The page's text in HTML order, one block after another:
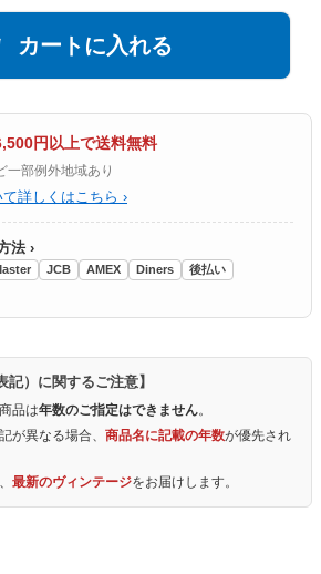
カートに入れる
円以上で送料無料
部例外地域あり
詳しくはこちら ›
法 ›
JCB AMEX Diners
後払い
記）に関するご注意】
品は年数のご指定はできません。
が異なる場合、 商品名に記載の年数が優先され
最新のヴィンテージをお届けします。